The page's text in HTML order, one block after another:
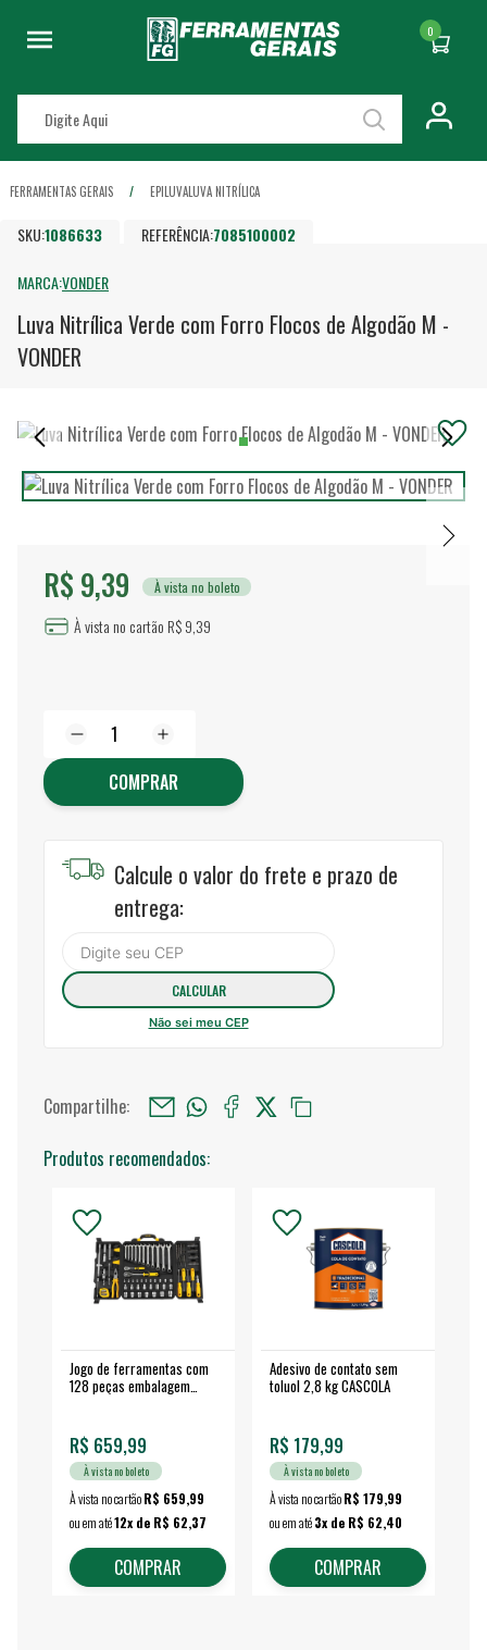
0
FERRAMENTAS GERAIS EPILUVALUVA NITRÍLICA
SKU:1086633 REFERÊNCIA:7085100002
MARCA:VONDER
Luva Nitrílica Verde com Forro Flocos de Algodão M -
VONDER
R$ 9,39 À vista no boleto
À vista no cartão R$ 9,39
COMPRAR
Calcule o valor do frete e prazo de
entrega:
Não sei meu CEP
Compartilhe:
Produtos recomendados:
Jogo de ferramentas com
128 peças embalagem
R$ 659,99
À vista no boleto
À vista no cartãoR$ 659,99
ou em até12x de R$ 62,37
COMPRAR
Adesivo de contato sem
toluol 2,8 kg CASCOLA
R$ 179,99
À vista no boleto
À vista no cartãoR$ 179,99
ou em até3x de R$ 62,40
COMPRAR